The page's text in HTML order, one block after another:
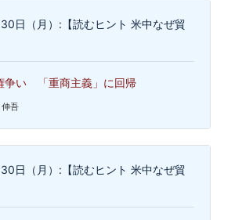
日（月）:【読むヒント 米中なぜ貿
争い 「重商主義」に回帰
吾
日（月）:【読むヒント 米中なぜ貿